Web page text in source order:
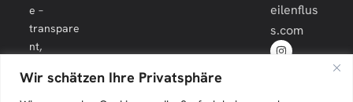
Wir schätzen Ihre Privatsphäre
e –
transpare
nt,
und
eilenflus
s.com